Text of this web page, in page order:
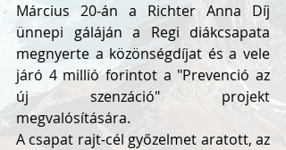
Március 20-án a Richter Anna Díj
ünnepi gáláján a Regi diákcsapata
megnyerte a közönségdíjat és a vele
járó 4 millió forintot a "Prevenció az
új szenzáció" projekt
megvalósítására.
A csapat rajt-cél győzelmet aratott, az